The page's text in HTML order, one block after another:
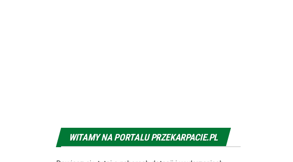
WITAMY NA PORTALU PRZEKARPACIE.PL